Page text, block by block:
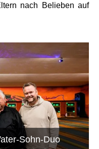
nach Belieben auf
Sohn-Duo